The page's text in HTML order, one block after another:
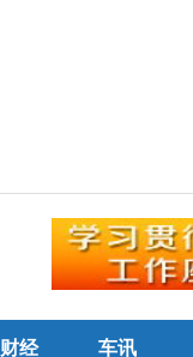
财经 车讯